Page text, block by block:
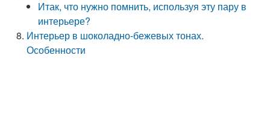
Итак, что нужно помнить, используя эту пару в
интерьере?
Интерьер в шоколадно-бежевых тонах.
Особенности